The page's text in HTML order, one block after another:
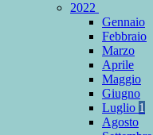
2022
Gennaio
Febbraio
Marzo
Aprile
Maggio
Giugno
Luglio 1
Agosto